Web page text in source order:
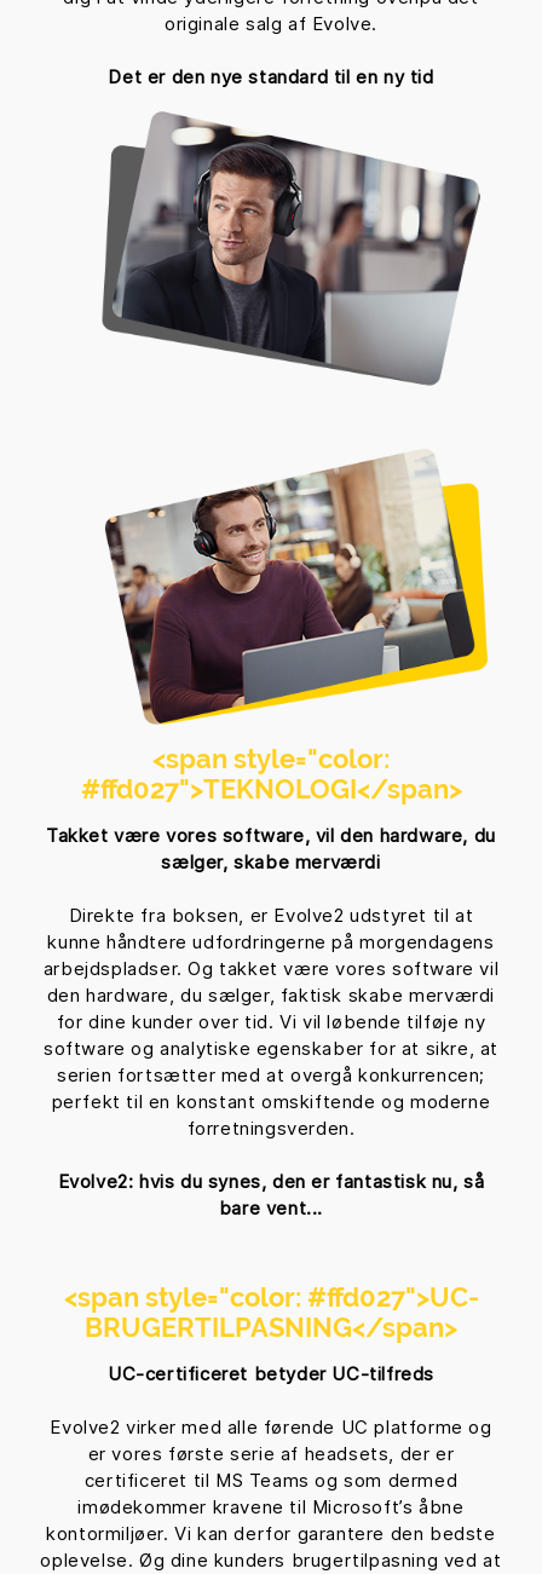
originale salg af Evolve.
Det er den nye standard til en ny tid
<span style="color:
#ffd027">TEKNOLOGI</span>
Takket være vores software, vil den hardware, du
sælger, skabe merværdi
Direkte fra boksen, er Evolve2 udstyret til at
kunne håndtere udfordringerne på morgendagens
arbejdspladser. Og takket være vores software vil
den hardware, du sælger, faktisk skabe merværdi
for dine kunder over tid. Vi vil løbende tilføje ny
software og analytiske egenskaber for at sikre, at
serien fortsætter med at overgå konkurrencen;
perfekt til en konstant omskiftende og moderne
forretningsverden.
Evolve2: hvis du synes, den er fantastisk nu, så
bare vent...
<span style="color: #ffd027">UC-
BRUGERTILPASNING</span>
UC-certificeret betyder UC-tilfreds
Evolve2 virker med alle førende UC platforme og
er vores første serie af headsets, der er
certificeret til MS Teams og som dermed
imødekommer kravene til Microsoft’s åbne
kontormiljøer. Vi kan derfor garantere den bedste
oplevelse. Øg dine kunders brugertilpasning ved at